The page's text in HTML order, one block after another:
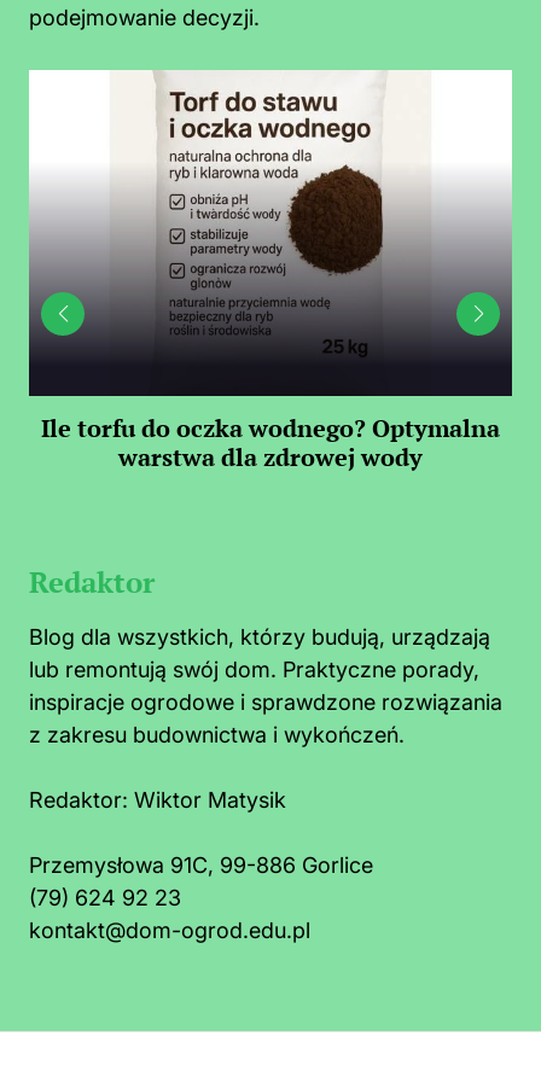
podejmowanie decyzji.
Ile torfu do oczka wodnego? Optymalna
warstwa dla zdrowej wody
Redaktor
Blog dla wszystkich, którzy budują, urządzają
lub remontują swój dom. Praktyczne porady,
inspiracje ogrodowe i sprawdzone rozwiązania
z zakresu budownictwa i wykończeń.
Redaktor: Wiktor Matysik
Przemysłowa 91C, 99-886 Gorlice
(79) 624 92 23
kontakt@dom-ogrod.edu.pl